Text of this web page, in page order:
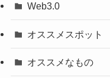
Web3.0
オススメスポット
オススメなもの